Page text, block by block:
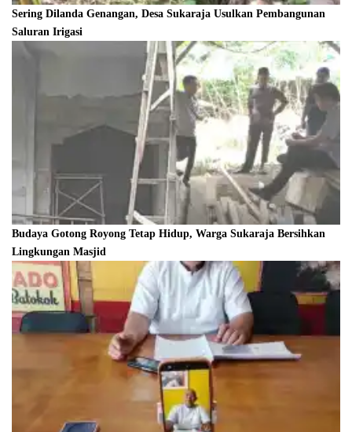
Sering Dilanda Genangan, Desa Sukaraja Usulkan Pembangunan
Saluran Irigasi
Budaya Gotong Royong Tetap Hidup, Warga Sukaraja Bersihkan
Lingkungan Masjid